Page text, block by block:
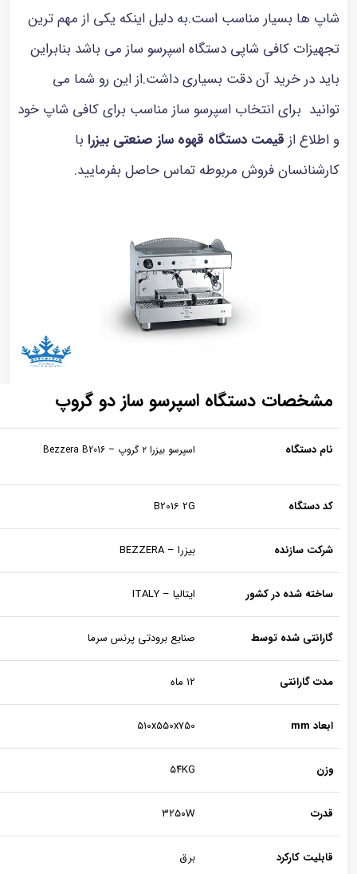
ها بسیار مناسب است.به دلیل اینکه یکی از مهم ترین
کافی شاپی دستگاه اسپرسو ساز می باشد بنابراین
در خرید آن دقت بسیاری داشت.از این رو شما می
برای انتخاب اسپرسو ساز مناسب برای کافی شاپ خود
ازقیمت دستگاه قهوه ساز صنعتی بیزرا با
فروش مربوطه تماس حاصل بفرمایید.
دستگاه اسپرسو ساز دو گروپ
دستگاه اسپرسو بیزرا ۲ گروپ – Bezzera B2016
دستگاه B2016 2G
سازنده بیزرا – BEZZERA
شده در کشور ایتالیا – ITALY
شده توسط صنایع برودتی پرنس سرما
گارانتی
۵۱۰x550x750
۳۲۵۰W
کارکرد